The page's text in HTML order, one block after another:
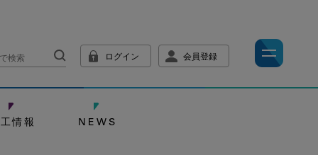
ログイン 会員登録
情報 NEWS